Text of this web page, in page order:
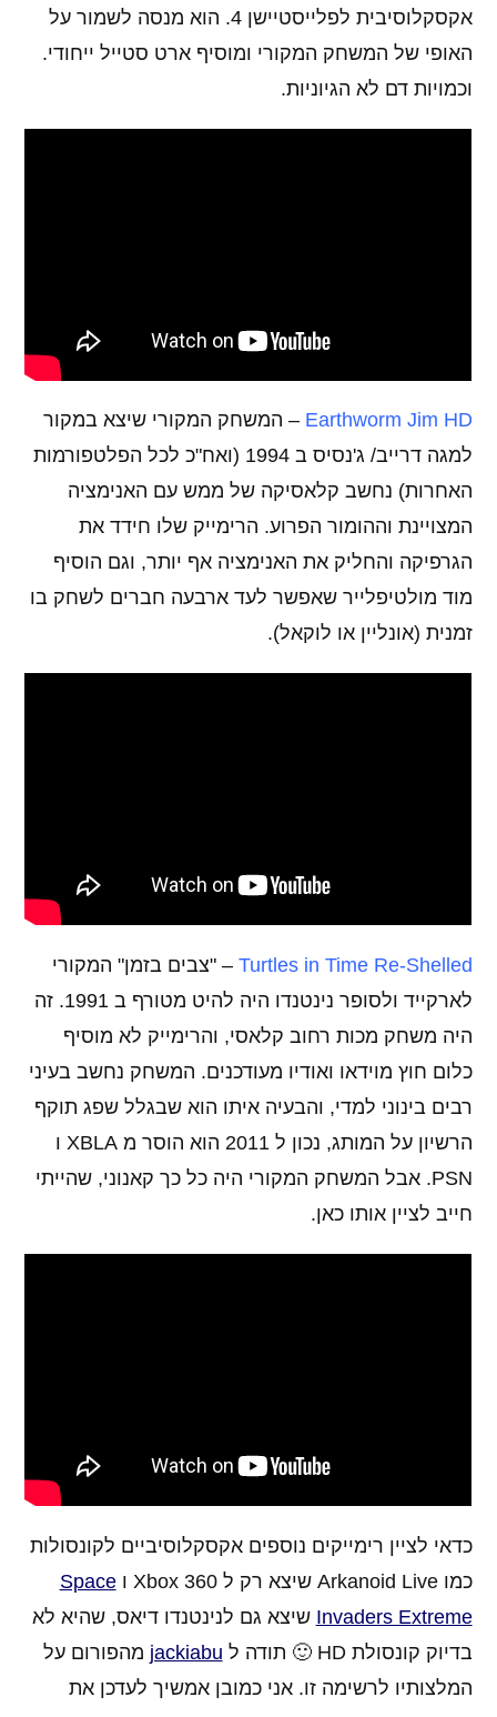
אקסקלוסיבית לפלייסטיישן 4. הוא מנסה לשמור על
האופי של המשחק המקורי ומוסיף ארט סטייל ייחודי.
וכמויות דם לא הגיוניות.
Earthworm Jim HD – המשחק המקורי שיצא במקור
למגה דרייב/ ג'נסיס ב 1994 (ואח"כ לכל הפלטפורמות
האחרות) נחשב קלאסיקה של ממש עם האנימציה
המצויינת וההומור הפרוע. הרימייק שלו חידד את
הגרפיקה והחליק את האנימציה אף יותר, וגם הוסיף
מוד מולטיפלייר שאפשר לעד ארבעה חברים לשחק בו
זמנית (אונליין או לוקאל).
Turtles in Time Re-Shelled – "צבים בזמן" המקורי
לארקייד ולסופר נינטנדו היה להיט מטורף ב 1991. זה
היה משחק מכות רחוב קלאסי, והרימייק לא מוסיף
כלום חוץ מוידאו ואודיו מעודכנים. המשחק נחשב בעיני
רבים בינוני למדי, והבעיה איתו הוא שבגלל שפג תוקף
הרשיון על המותג, נכון ל 2011 הוא הוסר מ XBLA ו
PSN. אבל המשחק המקורי היה כל כך קאנוני, שהייתי
חייב לציין אותו כאן.
כדאי לציין רימייקים נוספים אקסקלוסיביים לקונסולות
כמו Arkanoid Live שיצא רק ל Xbox 360 ו
Space
Invaders Extreme שיצא גם לנינטנדו דיאס, שהיא לא
בדיוק קונסולת HD 🙂 תודה ל
jackiabu מהפורום על
המלצותיו לרשימה זו. אני כמובן אמשיך לעדכן את